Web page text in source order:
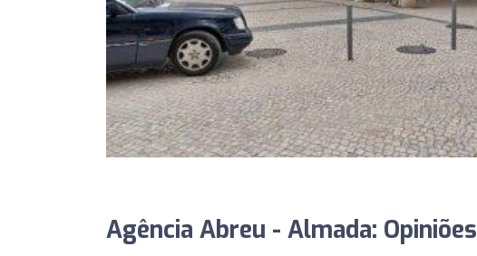
Agência Abreu - Almada: Opiniões